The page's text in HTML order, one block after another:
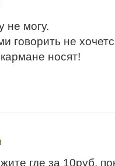
не могу.
говорить не
носят!
где за 10руб.